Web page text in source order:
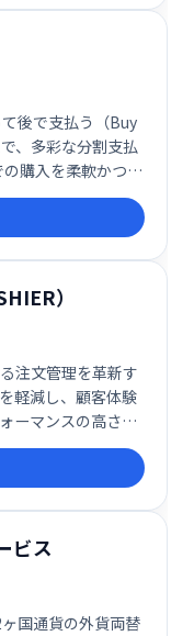
後で支払う（Buy
、多彩な分割支払
購入を柔軟かつ簡
）
注文管理を革新す
軽減し、顧客体験
ーマンスの高さも
営を効率化する一
るサービスです。
ビス
国通貨の外貨両替